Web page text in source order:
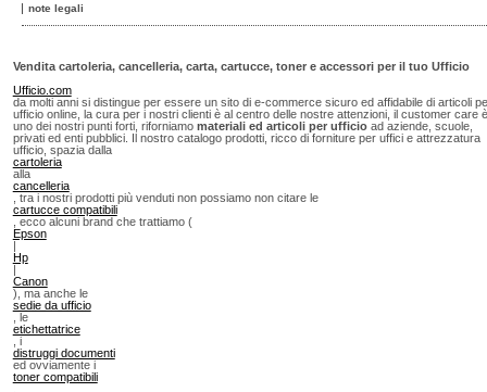
note legali
Vendita cartoleria, cancelleria, carta, cartucce, toner e accessori per il tuo Ufficio
Ufficio.com
da molti anni si distingue per essere un sito di e-commerce sicuro ed affidabile di articoli
ufficio online, la cura per i nostri clienti è al centro delle nostre attenzioni, il customer care è
uno dei nostri punti forti, riforniamo materiali ed articoli per ufficioad aziende, scuole,
privati ed enti pubblici. Il nostro catalogo prodotti, ricco di forniture per uffici e attrezzatura
ufficio, spazia dalla
cartoleria
alla
cancelleria
, tra i nostri prodotti più venduti non possiamo non citare le
cartucce compatibili
, ecco alcuni brand che trattiamo (
Epson
|
Hp
|
Canon
), ma anche le
sedie da ufficio
, le
etichettatrice
, i
distruggi documenti
ed ovviamente i
toner compatibili